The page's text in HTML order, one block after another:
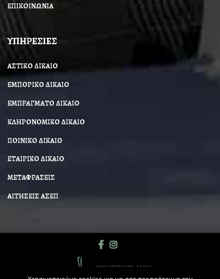
ΕΠΙΚΟΙΝΩΝΙΑ
ΥΠΗΡΕΣΙΕΣ
ΑΣΤΙΚΟ ΔΙΚΑΙΟ
ΕΜΠΟΡΙΚΟ ΔΙΚΑΙΟ
ΕΜΠΡΑΓΜΑΤΟ ΔΙΚΑΙΟ
ΚΛΗΡΟΝΟΜΙΚΟ ΔΙΚΑΙΟ
ΠΟΙΝΙΚΟ ΔΙΚΑΙΟ
ΕΤΑΙΡΙΚΟ ΔΙΚΑΙΟ
ΜΕΤΑΦΡΑΣΕΙΣ
ΑΙΤΗΣΕΙΣ ΑΣΕΠ